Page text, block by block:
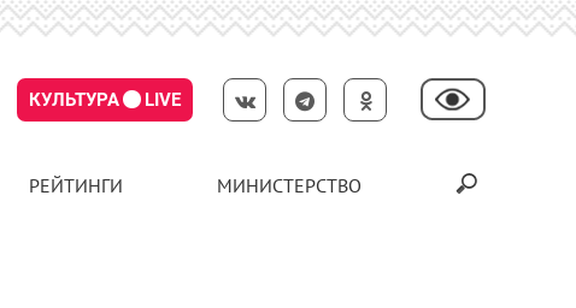
КУЛЬТУРА LIVE
РЕЙТИНГИ МИНИСТЕРСТВО